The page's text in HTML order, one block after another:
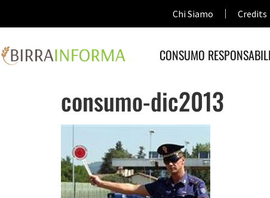
Chi Siamo Credits
CONSUMO
consumo-dic2013